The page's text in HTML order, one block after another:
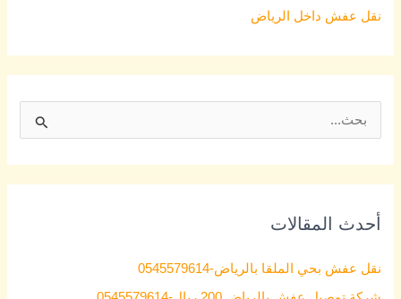
نقل عفش داخل الرياض
cأحدث المقالات
نقل عفش بحي الملقا بالرياض-0545579614